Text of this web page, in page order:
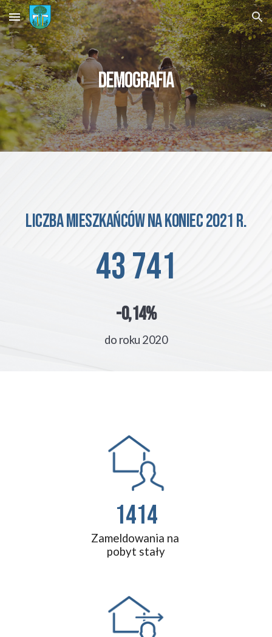
Skip to main content Skip to navigation
DEMOGRAFIA
Liczba mieszkańców na koniec 2021 r.
43 741
-0,14%
do roku 2020
1414
Zameldowania na
pobyt stały